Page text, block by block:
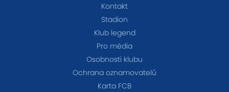
Kontakt
Stadion
Klub legend
Pro média
Osobnosti klubu
Ochrana oznamovatelů
Karta FCB